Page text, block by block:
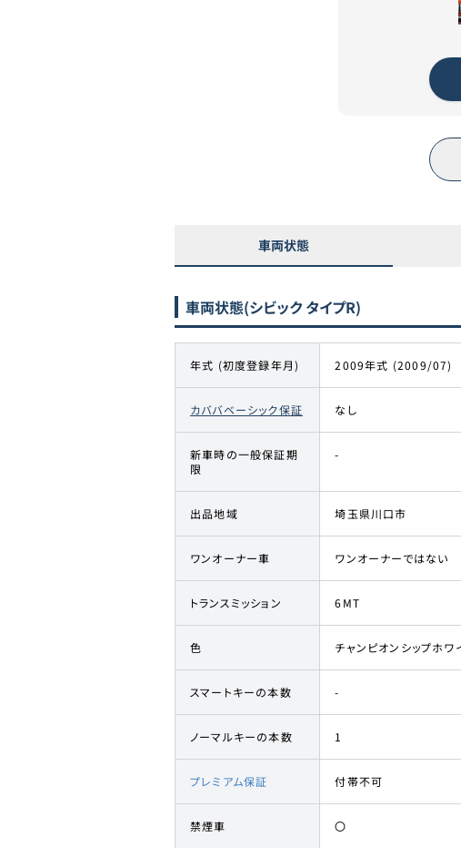
車両状態
車両状態(シビック タイプR)
年式 (初度登録年月) 2009年式 (2009/07)
カババベーシック保証 なし
新車時の一般保証期
限
-
出品地域 埼玉県川口市
ワンオーナー車 ワンオーナーではない
トランスミッション 6MT
色 チャンピオンシップホワ
スマートキーの本数 -
ノーマルキーの本数 1
プレミアム保証 付帯不可
禁煙車 〇